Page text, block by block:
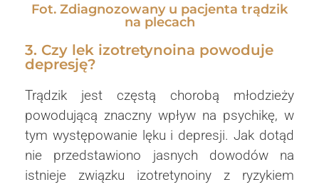
Fot. Zdiagnozowany u pacjenta trądzik
na plecach
3. Czy lek izotretynoina powoduje
depresję?
Trądzik jest częstą chorobą młodzieży
powodującą znaczny wpływ na psychikę, w
tym występowanie lęku i depresji. Jak dotąd
nie przedstawiono jasnych dowodów na
istnieje związku izotretynoiny z ryzykiem